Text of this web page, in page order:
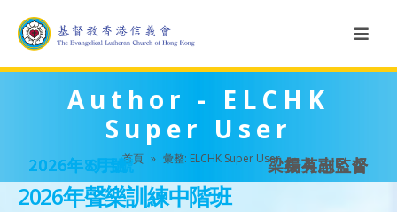
Author - ELCHK
Super User
首頁 » 彙整: ELCHK Super User
2026年聲樂訓練中階班
2026年8月號 楊有志監督
2026年7月號 梁美英副監督
2026年６月號 楊有志監督